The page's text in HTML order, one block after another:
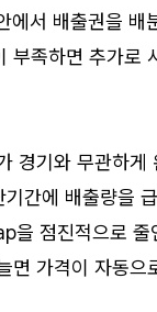
서 배출권을 배
부족하면 추가로
경기와 무관하
기간에 배출량을
점진적으로 줄
면 가격이 자동으